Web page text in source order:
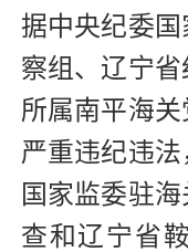
据中央纪委
察组、辽宁
所属南平海
严重违纪违
国家监委驻
查和辽宁省